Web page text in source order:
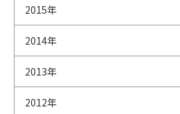
2015年
2014年
2013年
2012年